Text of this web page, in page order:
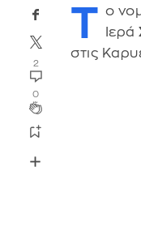
2
0
Τ ο
στις